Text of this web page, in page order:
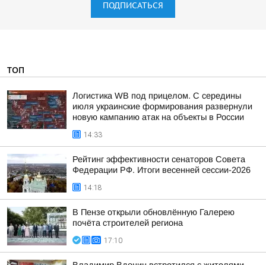
ПОДПИСАТЬСЯ
ТОП
Логистика WB под прицелом. С середины
июля украинские формирования развернули
новую кампанию атак на объекты в России
14:33
Рейтинг эффективности сенаторов Совета
Федерации РФ. Итоги весенней сессии-2026
14:18
В Пензе открыли обновлённую Галерею
почёта строителей региона
17:10